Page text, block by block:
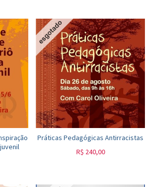
Práticas Pedagógicas Antirracistas
R$ 240,00